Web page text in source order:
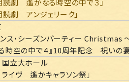
読劇 遙かなる時空の中で３」
読劇 アンジェリーク」
ンス・シーズンパーティー Christmas
る時空の中で４』10周年記念 祝いの宴
国立大ホール
ライヴ 遙かキャラソン祭」